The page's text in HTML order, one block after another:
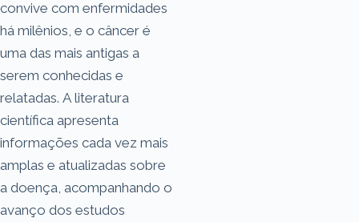
convive com enfermidades
há milênios, e o câncer é
uma das mais antigas a
serem conhecidas e
relatadas. A literatura
científica apresenta
informações cada vez mais
amplas e atualizadas sobre
a doença, acompanhando o
avanço dos estudos